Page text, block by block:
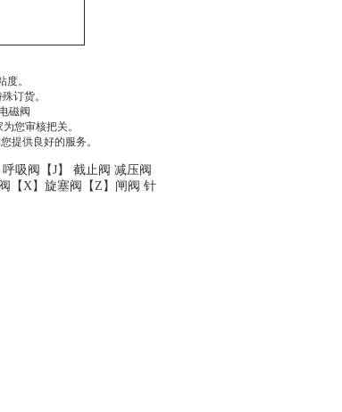
。
订货。
磁阀
您审核把关。
提供良好的服务。
呼吸阀 【J】 截止阀 减压阀
【X】 旋塞阀 【Z】 闸阀 针